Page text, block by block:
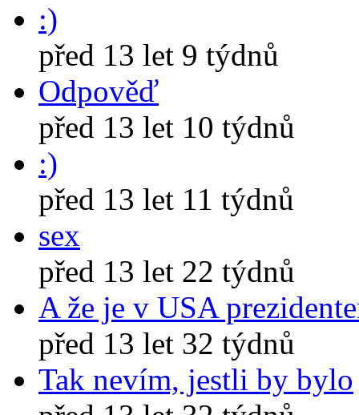
:)
před 13 let 9 týdnů
Odpověď
před 13 let 10 týdnů
:)
před 13 let 11 týdnů
sex
před 13 let 22 týdnů
A že je v USA
před 13 let 32 týdnů
Tak nevím, jestli by bylo